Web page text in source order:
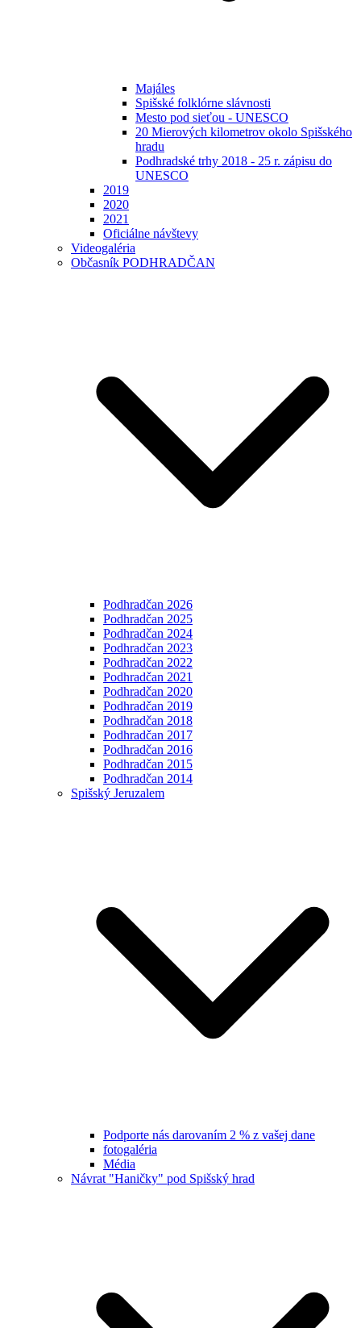
Majáles
Spišské folklórne slávnosti
Mesto pod sieťou - UNESCO
20 Mierových kilometrov okolo Spišského
hradu
Podhradské trhy 2018 - 25 r. zápisu do
UNESCO
2019
2020
2021
Oficiálne návštevy
Videogaléria
Občasník PODHRADČAN
Podhradčan 2026
Podhradčan 2025
Podhradčan 2024
Podhradčan 2023
Podhradčan 2022
Podhradčan 2021
Podhradčan 2020
Podhradčan 2019
Podhradčan 2018
Podhradčan 2017
Podhradčan 2016
Podhradčan 2015
Podhradčan 2014
Spišský Jeruzalem
Podporte nás darovaním 2 % z vašej dane
fotogaléria
Média
Návrat "Haničky" pod Spišský hrad